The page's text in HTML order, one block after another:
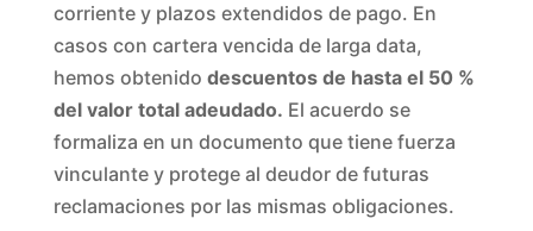
corriente y plazos extendidos de pago. En
casos con cartera vencida de larga data,
hemos obtenido descuentos de hasta el 50 %
del valor total adeudado. El acuerdo se
formaliza en un documento que tiene fuerza
vinculante y protege al deudor de futuras
reclamaciones por las mismas obligaciones.